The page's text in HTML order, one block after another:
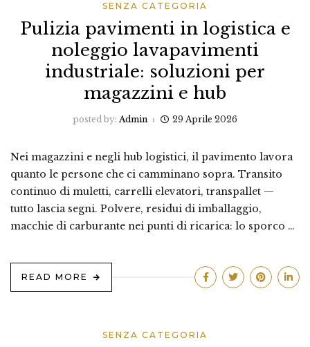
SENZA CATEGORIA
Pulizia pavimenti in logistica e
noleggio lavapavimenti
industriale: soluzioni per
magazzini e hub
posted by: Admin 29 Aprile 2026
Nei magazzini e negli hub logistici, il pavimento lavora
quanto le persone che ci camminano sopra. Transito
continuo di muletti, carrelli elevatori, transpallet —
tutto lascia segni. Polvere, residui di imballaggio,
macchie di carburante nei punti di ricarica: lo sporco …
READ MORE
SENZA CATEGORIA